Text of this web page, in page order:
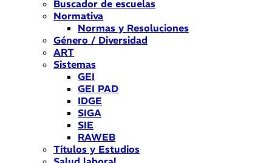
Buscador de escuelas
Normativa
Normas y Resoluciones
Género / Diversidad
ART
Sistemas
GEI
GEI PAD
IDGE
SIGA
SIE
RAWEB
Títulos y Estudios